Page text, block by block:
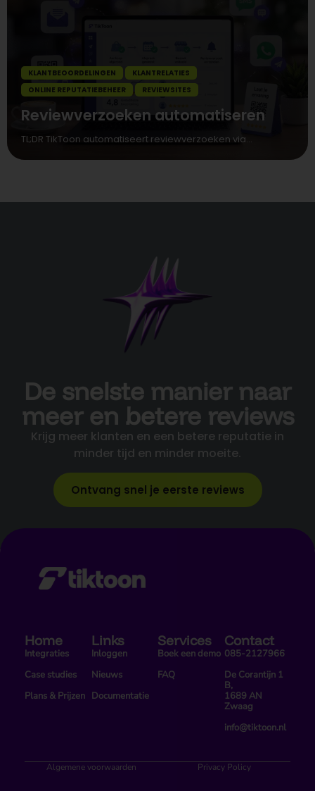
KLANTBEOORDELINGEN
KLANTRELATIES
ONLINE REPUTATIEBEHEER
REVIEWSITES
Reviewverzoeken automatiseren
TL;DR TikToon automatiseert reviewverzoeken via...
De snelste manier naar
meer en betere reviews
Krijg meer klanten en een betere reputatie in
minder tijd en minder moeite.
Ontvang snel je eerste reviews
Home
Integraties
Case studies
Plans & Prijzen
Links
Inloggen
Nieuws
Documentatie
Services
Boek een demo
FAQ
Contact
085-2127966
De Corantijn 1
B,
1689 AN
Zwaag
info@tiktoon.nl
Algemene voorwaarden Privacy Policy